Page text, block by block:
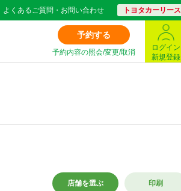
よくあるご質問・お問い合わせ トヨタカーリース
予約する
予約内容の照会/変更/取消
ログイン
新規登録
店舗を選ぶ 印刷